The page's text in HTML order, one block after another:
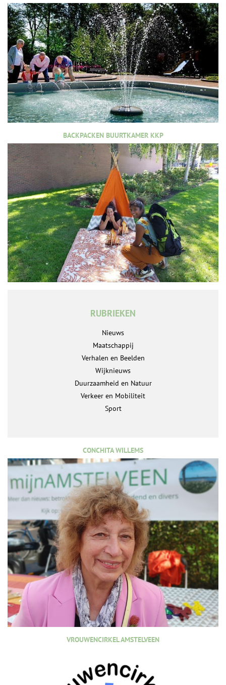
BACKPACKEN BUURTKAMER KKP
RUBRIEKEN
Nieuws
Maatschappij
Verhalen en Beelden
Wijknieuws
Duurzaamheid en Natuur
Verkeer en Mobiliteit
Sport
CONCHITA WILLEMS
VROUWENCIRKEL AMSTELVEEN